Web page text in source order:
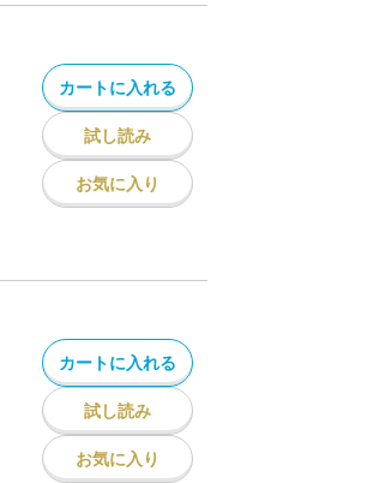
カートに入れる
試し読み
お気に入り
カートに入れる
試し読み
お気に入り